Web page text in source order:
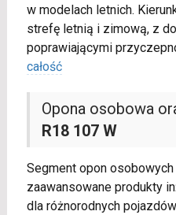
w modelach letnich.
strefę letnią i zimową, z
poprawiającymi
całość
Opona osobowa
R18 107 W
Segment opon
zaawansowane produkty
dla różnorodnych